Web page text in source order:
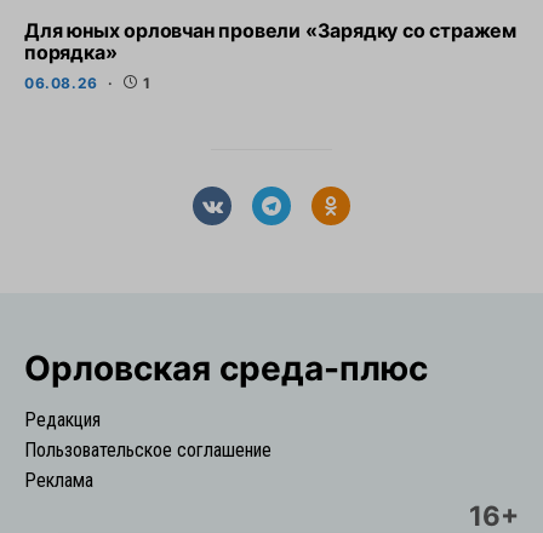
Для юных орловчан провели «Зарядку со стражем
порядка»
06.08.26 1
Орловская cреда-плюс
Редакция
Пользовательское соглашение
Реклама
16+